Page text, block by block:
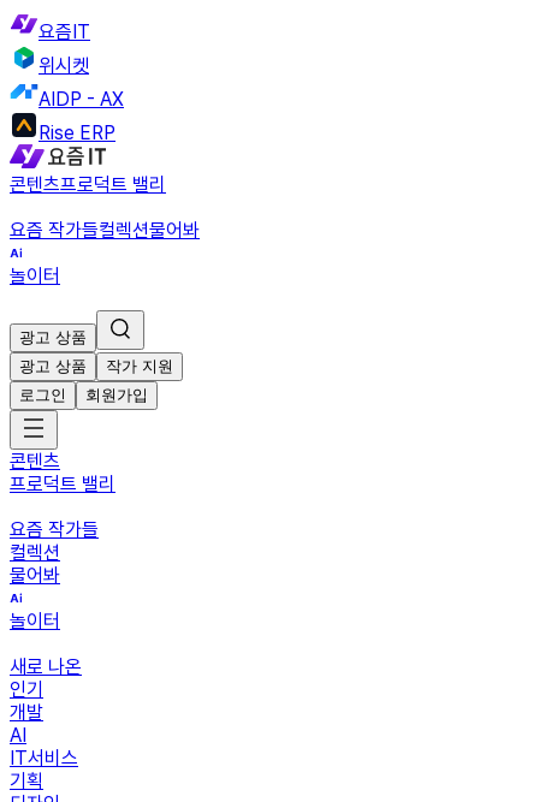
요즘IT
위시켓
AIDP - AX
Rise ERP
콘텐츠프로덕트 밸리
요즘 작가들컬렉션물어봐
놀이터
광고 상품
광고 상품
작가 지원
로그인
회원가입
콘텐츠
프로덕트 밸리
요즘 작가들
컬렉션
물어봐
놀이터
새로 나온
인기
개발
AI
IT서비스
기획